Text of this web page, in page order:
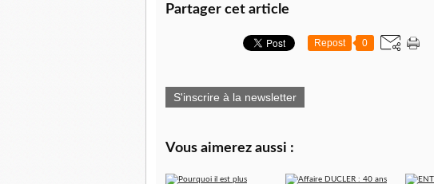
Partager cet article
Repost 0
S'inscrire à la newsletter
Vous aimerez aussi :